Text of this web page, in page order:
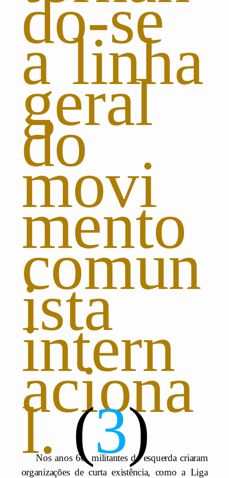
do-se
a linha
geral
do
movi
mento
comun
ista
intern
aciona
l. 3
Nos anos 60, militantes de esquerda criaram
organizações de curta existência, como a Liga